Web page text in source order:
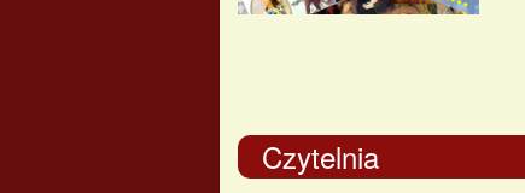
Czytelnia